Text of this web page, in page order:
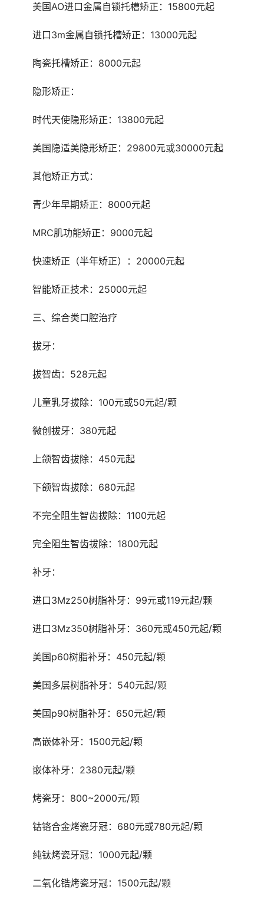
	美国AO进口金属自锁托槽矫正：15800元起
	进口3m金属自锁托槽矫正：13000元起
	陶瓷托槽矫正：8000元起
	隐形矫正：
	时代天使隐形矫正：13800元起
	美国隐适美隐形矫正：29800元或30000元起
	其他矫正方式：
	青少年早期矫正：8000元起
	MRC肌功能矫正：9000元起
	快速矫正（半年矫正）：20000元起
	智能矫正技术：25000元起
	三、综合类口腔治疗
	拔牙：
	拔智齿：528元起
	儿童乳牙拔除：100元或50元起/颗
	微创拔牙：380元起
	上颌智齿拔除：450元起
	下颌智齿拔除：680元起
	不完全阻生智齿拔除：1100元起
	完全阻生智齿拔除：1800元起
	补牙：
	进口3Mz250树脂补牙：99元或119元起/颗
	进口3Mz350树脂补牙：360元或450元起/颗
	美国p60树脂补牙：450元起/颗
	美国多层树脂补牙：540元起/颗
	美国p90树脂补牙：650元起/颗
	高嵌体补牙：1500元起/颗
	嵌体补牙：2380元起/颗
	烤瓷牙：800~2000元/颗
	钴铬合金烤瓷牙冠：680元或780元起/颗
	纯钛烤瓷牙冠：1000元起/颗
	二氧化锆烤瓷牙冠：1500元起/颗